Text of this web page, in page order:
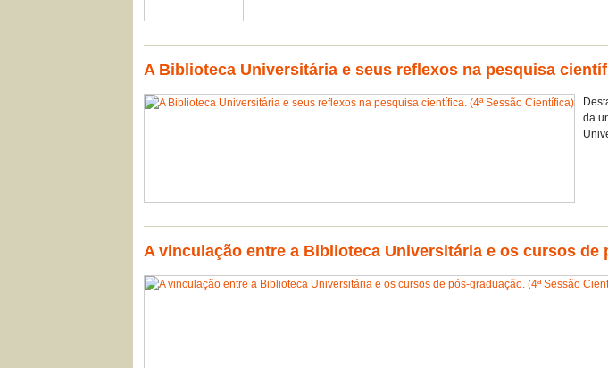
A Biblioteca Universitária e seus reflexos na pesquisa
da
A vinculação entre a Biblioteca Universitária e os cursos de